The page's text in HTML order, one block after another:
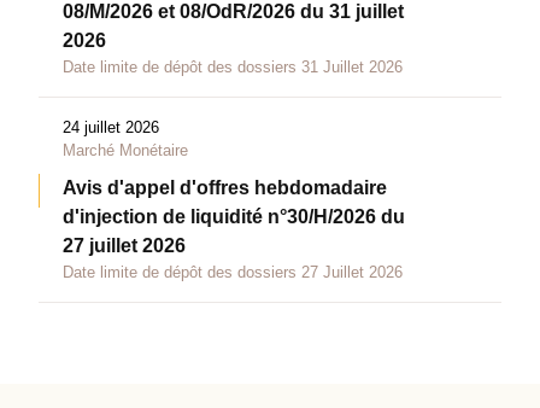
08/M/2026 et 08/OdR/2026 du 31 juillet
2026
Date limite de dépôt des dossiers 31 Juillet 2026
24 juillet 2026
Marché Monétaire
Avis d'appel d'offres hebdomadaire
d'injection de liquidité n°30/H/2026 du
27 juillet 2026
Date limite de dépôt des dossiers 27 Juillet 2026